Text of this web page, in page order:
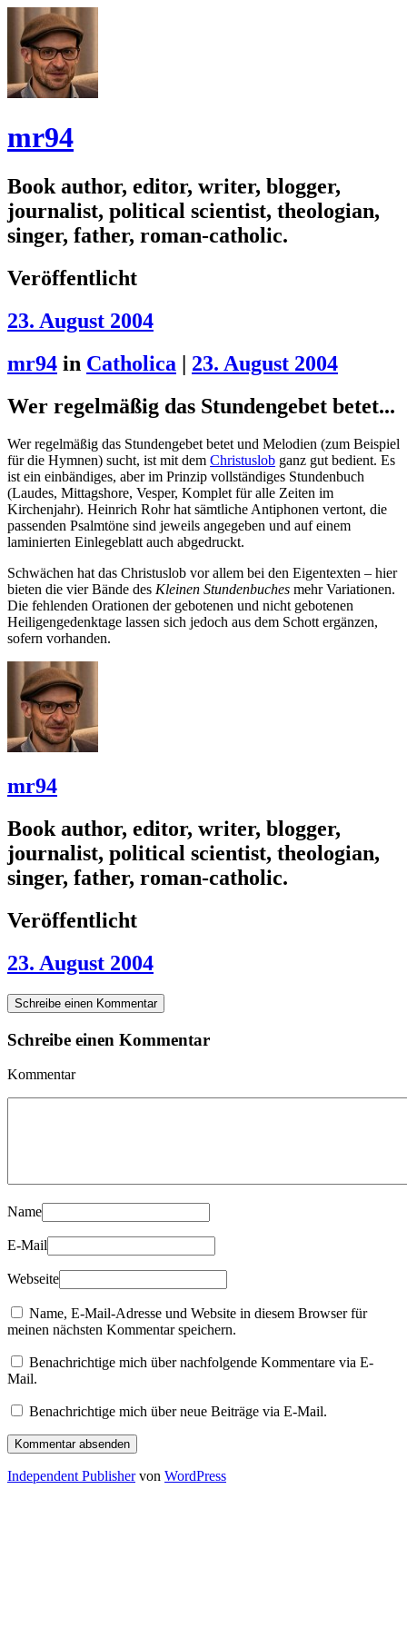
mr94
Book author, editor, writer, blogger,
journalist, political scientist, theologian,
singer, father, roman-catholic.
Veröffentlicht
23. August 2004
mr94 in Catholica | 23. August 2004
Wer regelmäßig das Stundengebet betet...
Wer regelmäßig das Stundengebet betet und Melodien (zum Beispiel
für die Hymnen) sucht, ist mit dem Christuslob ganz gut bedient. Es
ist ein einbändiges, aber im Prinzip vollständiges Stundenbuch
(Laudes, Mittagshore, Vesper, Komplet für alle Zeiten im
Kirchenjahr). Heinrich Rohr hat sämtliche Antiphonen vertont, die
passenden Psalmtöne sind jeweils angegeben und auf einem
laminierten Einlegeblatt auch abgedruckt.
Schwächen hat das Christuslob vor allem bei den Eigentexten – hier
bieten die vier Bände des Kleinen Stundenbuches mehr Variationen.
Die fehlenden Orationen der gebotenen und nicht gebotenen
Heiligengedenktage lassen sich jedoch aus dem Schott ergänzen,
sofern vorhanden.
mr94
Book author, editor, writer, blogger,
journalist, political scientist, theologian,
singer, father, roman-catholic.
Veröffentlicht
23. August 2004
Schreibe einen Kommentar
Schreibe einen Kommentar
Kommentar
Name
E-Mail
Webseite
Name, E-Mail-Adresse und Website in diesem Browser für
meinen nächsten Kommentar speichern.
Benachrichtige mich über nachfolgende Kommentare via E-
Mail.
Benachrichtige mich über neue Beiträge via E-Mail.
Independent Publishervon WordPress